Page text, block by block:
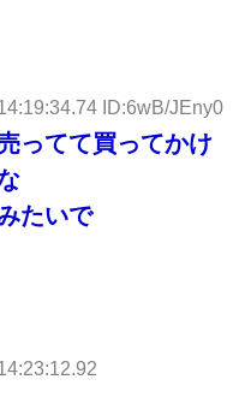
ID:6wB/JEny0
ってて買ってかけ
たいで